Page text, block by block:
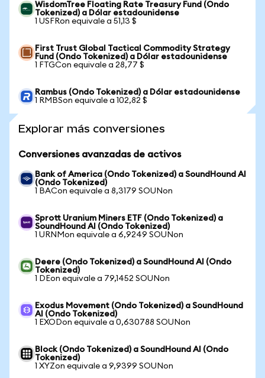
WisdomTree Floating Rate Treasury Fund (Ondo
Tokenized) a Dólar estadounidense
1 USFRon equivale a 51,13 $
First Trust Global Tactical Commodity Strategy
Fund (Ondo Tokenized) a Dólar estadounidense
1 FTGCon equivale a 28,77 $
Rambus (Ondo Tokenized) a Dólar estadounidense
1 RMBSon equivale a 102,82 $
Explorar más conversiones
Conversiones avanzadas de activos
Bank of America (Ondo Tokenized) a SoundHound AI
(Ondo Tokenized)
1 BACon equivale a 8,3179 SOUNon
Sprott Uranium Miners ETF (Ondo Tokenized) a
SoundHound AI (Ondo Tokenized)
1 URNMon equivale a 6,9249 SOUNon
Deere (Ondo Tokenized) a SoundHound AI (Ondo
Tokenized)
1 DEon equivale a 79,1452 SOUNon
Exodus Movement (Ondo Tokenized) a SoundHound
AI (Ondo Tokenized)
1 EXODon equivale a 0,630788 SOUNon
Block (Ondo Tokenized) a SoundHound AI (Ondo
Tokenized)
1 XYZon equivale a 9,9399 SOUNon